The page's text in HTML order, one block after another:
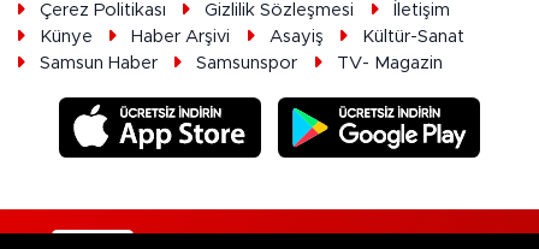
Çerez Politikası Gizlilik Sözleşmesi
İletişim
Künye
Haber Arşivi Asayiş
Kültür-Sanat
Samsun Haber
Samsunspor TV- Magazin